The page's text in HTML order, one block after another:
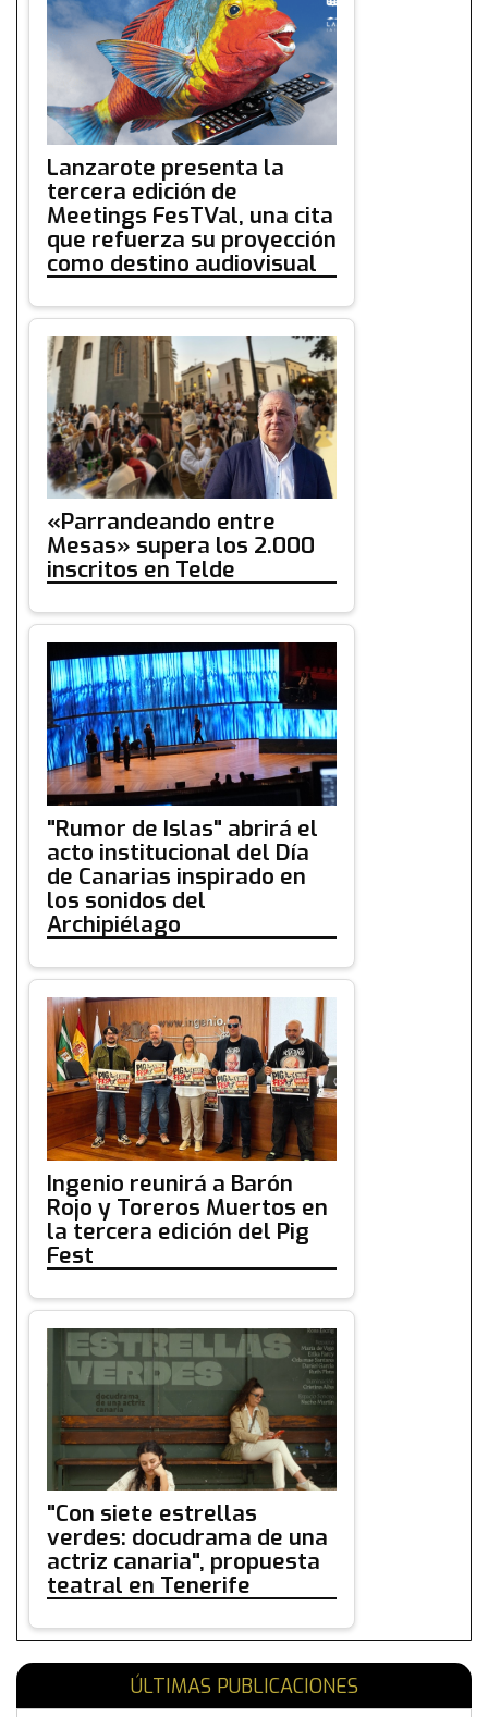
Lanzarote presenta la
tercera edición de
Meetings FesTVal, una cita
que refuerza su proyección
como destino audiovisual
«Parrandeando entre
Mesas» supera los 2.000
inscritos en Telde
"Rumor de Islas" abrirá el
acto institucional del Día
de Canarias inspirado en
los sonidos del
Archipiélago
Ingenio reunirá a Barón
Rojo y Toreros Muertos en
la tercera edición del Pig
Fest
"Con siete estrellas
verdes: docudrama de una
actriz canaria", propuesta
teatral en Tenerife
ÚLTIMAS PUBLICACIONES